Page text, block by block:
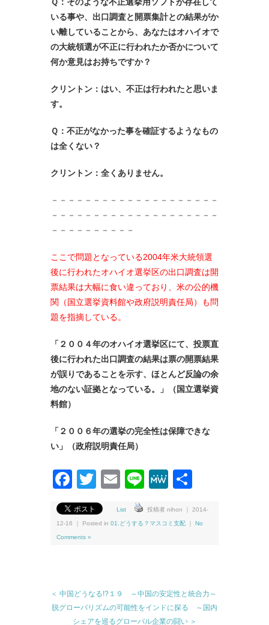
いる事や、出口調査と開票集計との結果がか
い離していることから、あなたはオハイオで
の大統領選が不正に行われたか否かについて
何か意見はお持ちですか？
クリントン：はい、不正は行われたと思いま
す。
Ｑ：不正がなかった事を確証するようなもの
は全くない？
クリントン：全くありません。
－－－－－－－－－－－－－－－－－－－－
－－－－－－－－－－－－－－－－－－－－
－－－－－－－－－－
ここで問題となっている2004年米大統領選
後に行われたオハイオ選挙区の出口調査は開
票結果は大幅に食い違っており、米の公的機
関（国立選挙資料館や政府説明責任局）も問
題を指摘している。
「２００４年のオハイオ選挙区にて、投票直
後に行われた出口調査の結果は票の開票結果
が誤りであることを示す、ほとんど反論の余
地のない証拠となっている。」（国立選挙資
料館）
「２００６年の選挙の完全性は保障できな
い」（政府説明責任局）
Facebook
Twitter
EmailLineMeWe
List 投稿者 nihon ｜ 2014-
12-16 ｜ Posted in 01.どうする？マスコミ支配 No
Comments »
＜ 中国どうなる!?１９ ～中国の安定性と統合力～
脱グローバリズムの可能性をインドに探る ～国内
シェアを巡るグローバル企業の闘い ＞